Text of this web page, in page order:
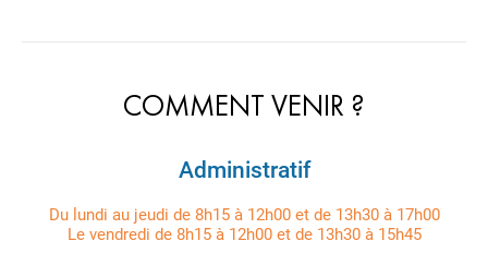
COMMENT VENIR ?
Administratif
Du lundi au jeudi de 8h15 à 12h00 et de 13h30 à 17h00
Le vendredi de 8h15 à 12h00 et de 13h30 à 15h45